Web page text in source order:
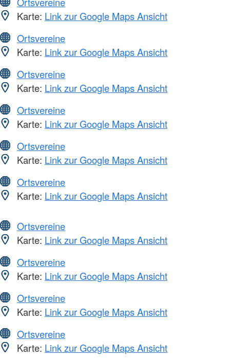
Karte: Link zur Google Maps Ansicht
Ortsvereine
Karte: Link zur Google Maps Ansicht
Ortsvereine
Karte: Link zur Google Maps Ansicht
Ortsvereine
Karte: Link zur Google Maps Ansicht
Ortsvereine
Karte: Link zur Google Maps Ansicht
Ortsvereine
Karte: Link zur Google Maps Ansicht
Ortsvereine
Karte: Link zur Google Maps Ansicht
Ortsvereine
Karte: Link zur Google Maps Ansicht
Ortsvereine
Karte: Link zur Google Maps Ansicht
Ortsvereine
Karte: Link zur Google Maps Ansicht